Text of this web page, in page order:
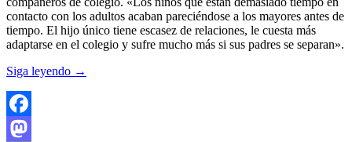
contacto con los adultos acaban pareciéndose a los mayores antes de
tiempo. El hijo único tiene escasez de relaciones, le cuesta más
adaptarse en el colegio y sufre mucho más si sus padres se separan».
Siga leyendo →
Facebook